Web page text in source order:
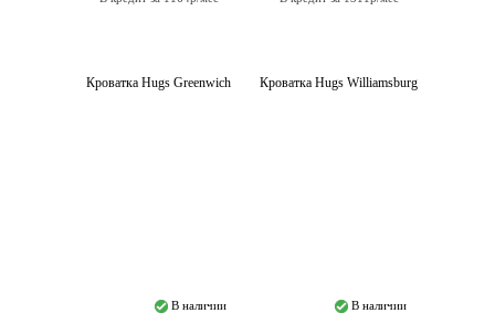
Кроватка Hugs Greenwich
В наличии
Кроватка Hugs Williamsburg
В наличии